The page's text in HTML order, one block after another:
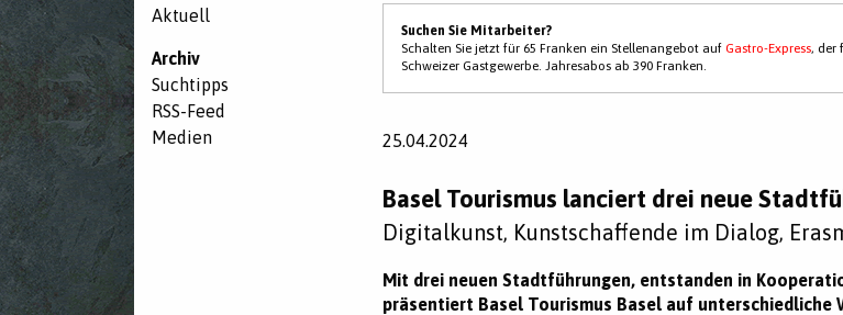
Aktuell
Archiv
Suchtipps
RSS-Feed
Medien
Suchen Sie Mitarbeiter?
Schalten Sie jetzt für 65 Franken ein Stellenangebot auf Gastro-Express, der
Schweizer Gastgewerbe. Jahresabos ab 390 Franken.
25.04.2024
Basel Tourismus lanciert drei neue
Digitalkunst, Kunstschaffende im Dialog,
Mit drei neuen Stadtführungen, entstanden in
präsentiert Basel Tourismus Basel auf unterschiedliche